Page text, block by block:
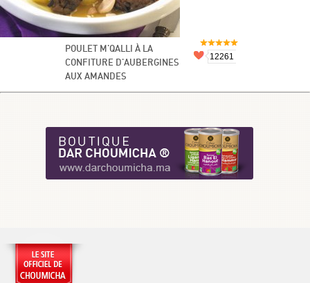
POULET M'QALLI À LA
CONFITURE D'AUBERGINES
AUX AMANDES
12261